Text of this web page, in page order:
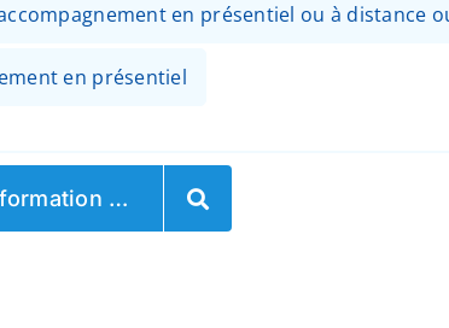
en présentiel ou à distance
en présentiel
…